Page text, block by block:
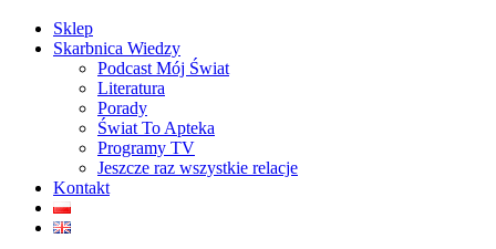
Sklep
Skarbnica Wiedzy
Podcast Mój Świat
Literatura
Porady
Świat To Apteka
Programy TV
Jeszcze raz wszystkie relacje
Kontakt